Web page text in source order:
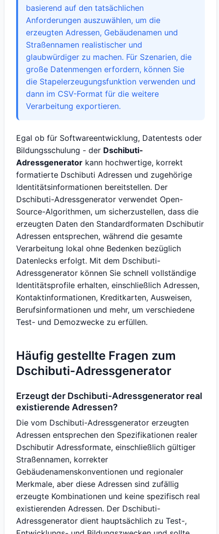
basierend auf den tatsächlichen
Anforderungen auszuwählen, um die
erzeugten Adressen, Gebäudenamen und
Straßennamen realistischer und
glaubwürdiger zu machen. Für Szenarien, die
große Datenmengen erfordern, können Sie
die Stapelerzeugungsfunktion verwenden und
dann im CSV-Format für die weitere
Verarbeitung exportieren.
Egal ob für Softwareentwicklung, Datentests oder
Bildungsschulung - der Dschibuti-
Adressgenerator kann hochwertige, korrekt
formatierte Dschibuti Adressen und zugehörige
Identitätsinformationen bereitstellen. Der
Dschibuti-Adressgenerator verwendet Open-
Source-Algorithmen, um sicherzustellen, dass die
erzeugten Daten den Standardformaten Dschibutir
Adressen entsprechen, während die gesamte
Verarbeitung lokal ohne Bedenken bezüglich
Datenlecks erfolgt. Mit dem Dschibuti-
Adressgenerator können Sie schnell vollständige
Identitätsprofile erhalten, einschließlich Adressen,
Kontaktinformationen, Kreditkarten, Ausweisen,
Berufsinformationen und mehr, um verschiedene
Test- und Demozwecke zu erfüllen.
Häufig gestellte Fragen zum
Dschibuti-Adressgenerator
Erzeugt der Dschibuti-Adressgenerator real
existierende Adressen?
Die vom Dschibuti-Adressgenerator erzeugten
Adressen entsprechen den Spezifikationen realer
Dschibutir Adressformate, einschließlich gültiger
Straßennamen, korrekter
Gebäudenamenskonventionen und regionaler
Merkmale, aber diese Adressen sind zufällig
erzeugte Kombinationen und keine spezifisch real
existierenden Adressen. Der Dschibuti-
Adressgenerator dient hauptsächlich zu Test-,